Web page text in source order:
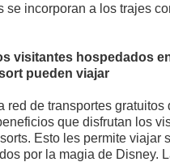
se incorporan a los trajes
visitantes hospedados
pueden viajar
red de transportes gratuitos
que disfrutan los
Esto les permite viajar
por la magia de Disney.